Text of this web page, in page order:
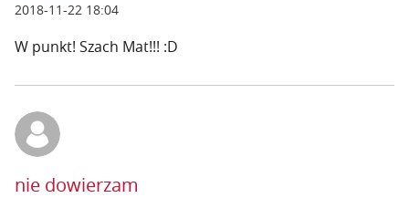
2018-11-22 18:04
W punkt! Szach Mat!!! :D
nie dowierzam